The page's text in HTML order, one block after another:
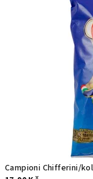
Campioni Chifferini/